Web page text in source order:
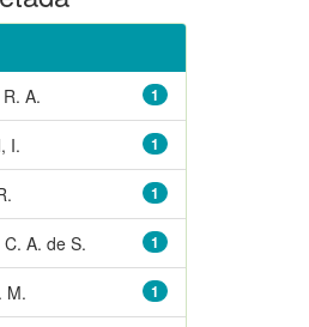
1
A.
1
I.
1
1
A. de S.
1
M.